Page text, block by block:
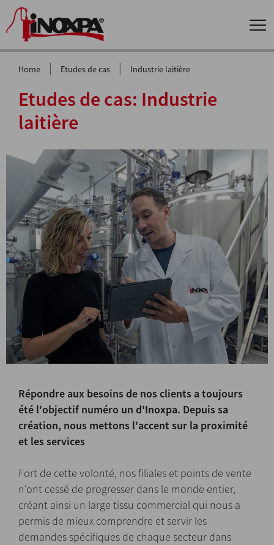
Home | Etudes de cas | Industrie laitière
Etudes de cas: Industrie
laitière
Répondre aux besoins de nos clients a toujours
été l'objectif numéro un d'Inoxpa. Depuis sa
création, nous mettons l'accent sur la proximité
et les services
Fort de cette volonté, nos filiales et points de vente
n'ont cessé de progresser dans le monde entier,
créant ainsi un large tissu commercial qui nous a
permis de mieux comprendre et servir les
demandes spécifiques de chaque secteur dans